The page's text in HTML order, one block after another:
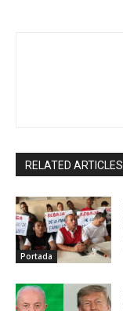
RELATED ARTICLES
Portada